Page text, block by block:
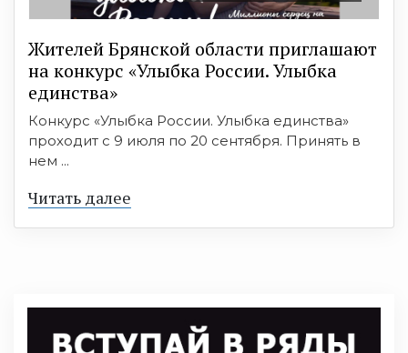
Жителей Брянской области приглашают
на конкурс «Улыбка России. Улыбка
единства»
Конкурс «Улыбка России. Улыбка единства»
проходит с 9 июля по 20 сентября. Принять в
нем ...
Читать далее